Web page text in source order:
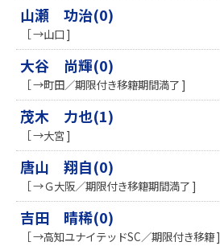
山瀬 功治(0)
［ →山口 ]
大谷 尚輝(0)
［ →町田／期限付き移籍期間満了 ]
茂木 力也(1)
［ →大宮 ]
唐山 翔自(0)
［ →Ｇ大阪／期限付き移籍期間満了 ]
吉田 晴稀(0)
［ →高知ユナイテッドSC／期限付き移籍 ]